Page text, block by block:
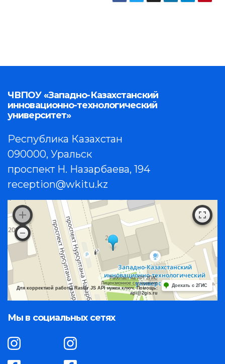
ЧВПОУ «Западно-Казахстанский
инновационно-технологический
университет»
Республика Казахстан
090000, Уральск
проспект Н. Назарбаева, 194
reception@wkitu.kz
Работает на API 2ГИС
Лицензионное соглашение
Для корректной работы Raster JS API нужен ключ. Помощь:
api@2gis.ru
Доехать с 2ГИС
Мы в социальных сетях